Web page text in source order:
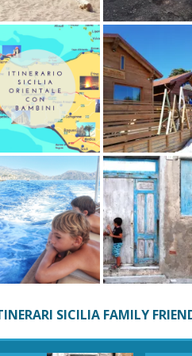
SICILIA FAMILY